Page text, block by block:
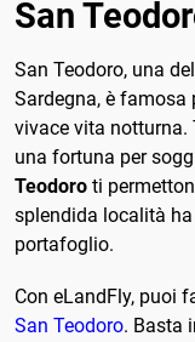
San
San Teodoro, una
Sardegna, è famosa
vivace vita notturna.
una fortuna per
Teodoro ti
splendida località
portafoglio.
Con eLandFly, puoi
San Teodoro. Basta